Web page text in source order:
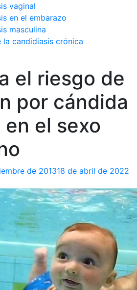
vaginal
en el embarazo
masculina
la candidiasis crónica
el riesgo de
por cándida
en el sexo
de 201318 de abril de 2022